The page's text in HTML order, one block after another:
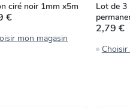
ciré noir 1mm x5m
€
mon magasin
Lot de 3
2,79 €